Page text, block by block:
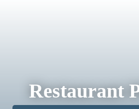
Restaurant